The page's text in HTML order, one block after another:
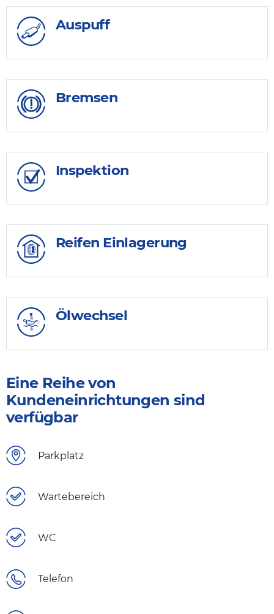
Auspuff
Bremsen
Inspektion
Reifen Einlagerung
Ölwechsel
Eine Reihe von
Kundeneinrichtungen sind
verfügbar
Parkplatz
Wartebereich
WC
Telefon